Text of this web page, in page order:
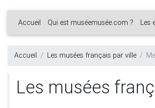
Accueil Qui est muséemusée.com ? Les
Accueil Les musées français par ville
Les musées